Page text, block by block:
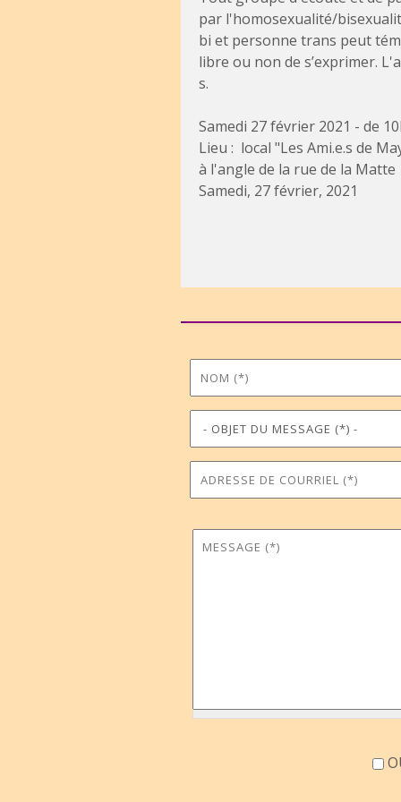
par l'homosexualité/
bi et personne trans peut
libre ou non de s’exprimer.
s.
Samedi 27 février 2021 - de
Lieu : local "Les Ami.e.s de
à l'angle de la rue de la Matte
Samedi, 27 février, 2021
Nom*
Prénom
Objet du message *
Téléphone
Adresse de courriel*
Commune
Message*